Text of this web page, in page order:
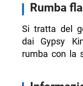
Rumba
Si tratta del
dai Gypsy
rumba con la